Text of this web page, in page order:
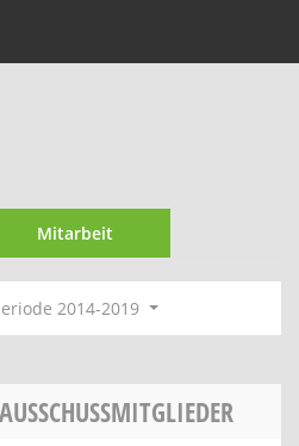
Mitarbeit
2014-2019